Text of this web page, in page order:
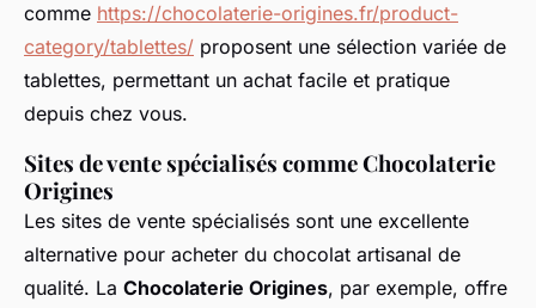
comme https://chocolaterie-origines.fr/product-
category/tablettes/ proposent une sélection variée de
tablettes, permettant un achat facile et pratique
depuis chez vous.
Sites de vente spécialisés comme Chocolaterie
Origines
Les sites de vente spécialisés sont une excellente
alternative pour acheter du chocolat artisanal de
qualité. La Chocolaterie Origines, par exemple, offre